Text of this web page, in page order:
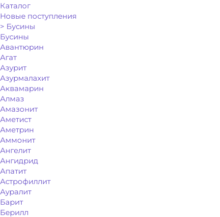
Каталог
Новые поступления
> Бусины
Бусины
Авантюрин
Агат
Азурит
Азурмалахит
Аквамарин
Алмаз
Амазонит
Аметист
Аметрин
Аммонит
Ангелит
Ангидрид
Апатит
Астрофиллит
Ауралит
Барит
Берилл